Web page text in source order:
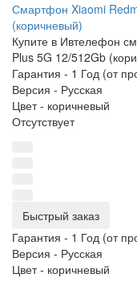
Смартфон Xiaomi
(коричневый)
Купите в Ивтелефон
Plus 5G 12/512Gb
Гарантия - 1 Год (от
Версия - Русская
Цвет - коричневый
Отсутствует
Быстрый заказ
Гарантия - 1 Год (от
Версия - Русская
Цвет - коричневый